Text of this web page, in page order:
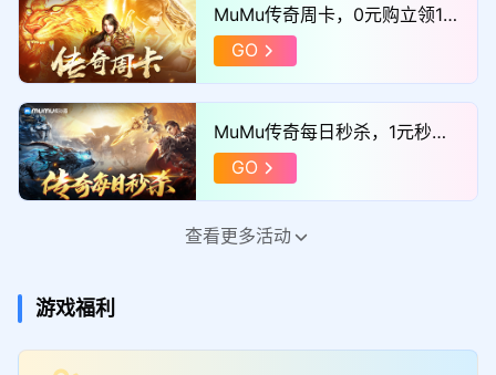
MuMu传奇周卡，0元购立领11
52满减券！
GO
MuMu传奇每日秒杀，1元秒巨
额满减券！
GO
MuMu传奇福利官，添加企微领
查看更多活动
游戏福利